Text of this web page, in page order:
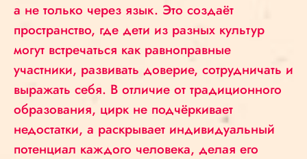
а не только через язык. Это создаёт
пространство, где дети из разных культур
могут встречаться как равноправные
участники, развивать доверие, сотрудничать и
выражать себя. В отличие от традиционного
образования, цирк не подчёркивает
недостатки, а раскрывает индивидуальный
потенциал каждого человека, делая его